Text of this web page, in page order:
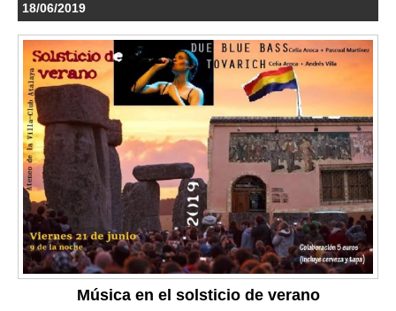
18/06/2019
Música en el solsticio de verano